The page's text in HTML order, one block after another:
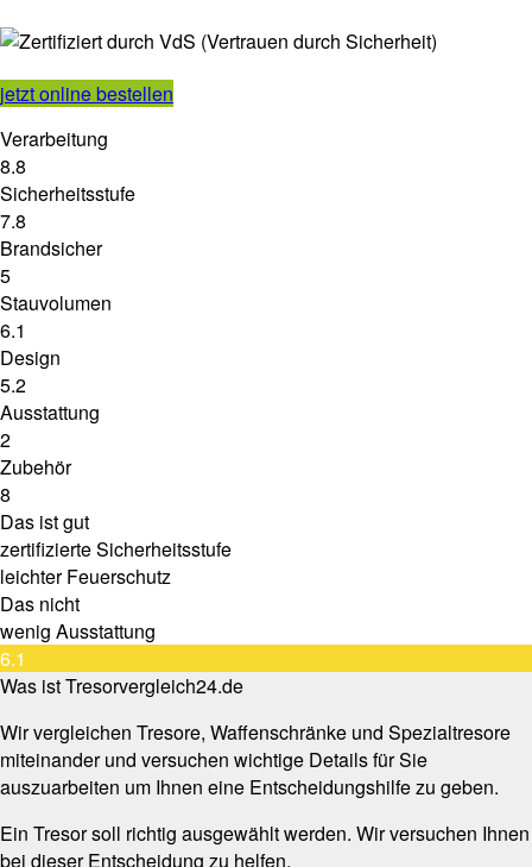
jetzt online bestellen
Verarbeitung
8.8
Sicherheitsstufe
7.8
Brandsicher
5
Stauvolumen
6.1
Design
5.2
Ausstattung
2
Zubehör
8
Das ist gut
zertifizierte Sicherheitsstufe
leichter Feuerschutz
Das nicht
wenig Ausstattung
6.1
Was ist Tresorvergleich24.de
Wir vergleichen Tresore, Waffenschränke und Spezialtresore
miteinander und versuchen wichtige Details für Sie
auszuarbeiten um Ihnen eine Entscheidungshilfe zu geben.
Ein Tresor soll richtig ausgewählt werden. Wir versuchen Ihnen
bei dieser Entscheidung zu helfen.